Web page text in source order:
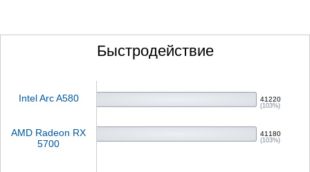
Быстродействие
Intel Arc A580 41220
(103%)
AMD Radeon RX
5700
41180
(103%)